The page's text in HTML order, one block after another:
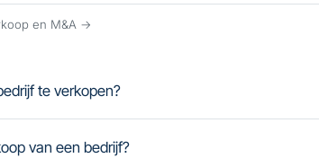
en M&A →
te verkopen?
van een bedrijf?